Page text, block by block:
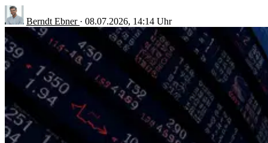
Berndt Ebner · 08.07.2026, 14:14 Uhr